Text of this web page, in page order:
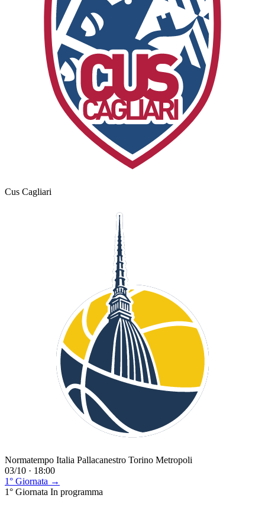
Cus Cagliari
Normatempo Italia Pallacanestro Torino Metropoli
03/10 · 18:00
1° Giornata →
1° Giornata In programma